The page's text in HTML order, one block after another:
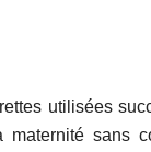
utilisées
sans